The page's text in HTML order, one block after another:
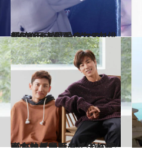
2020.4.13
1,000万人に愛される！ 新時代へ 韓国イケメン俳優5人と恋愛ドラマ5本
カルチャー
2019.10.11
東方神起インタビューメイキング動画 ふたりの姿がわかる裏話やこぼれ話も
カルチャー